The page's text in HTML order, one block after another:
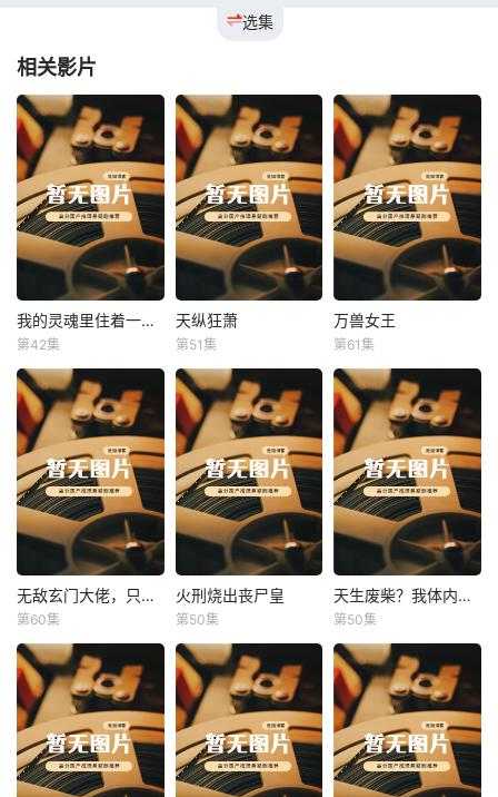
选集
相关影片
我的灵魂里住着一条龙 我的灵魂里住着一条龙
第42集
天纵狂萧
天纵狂萧
第51集
万兽女王
万兽女王
第61集
无敌玄门大佬，只听姐姐的话 无敌玄门大佬，只听姐姐的话
第60集
火刑烧出丧尸皇
火刑烧出丧尸皇
第50集
天生废柴？我体内有神血 天生废柴？我体内有神血
第50集